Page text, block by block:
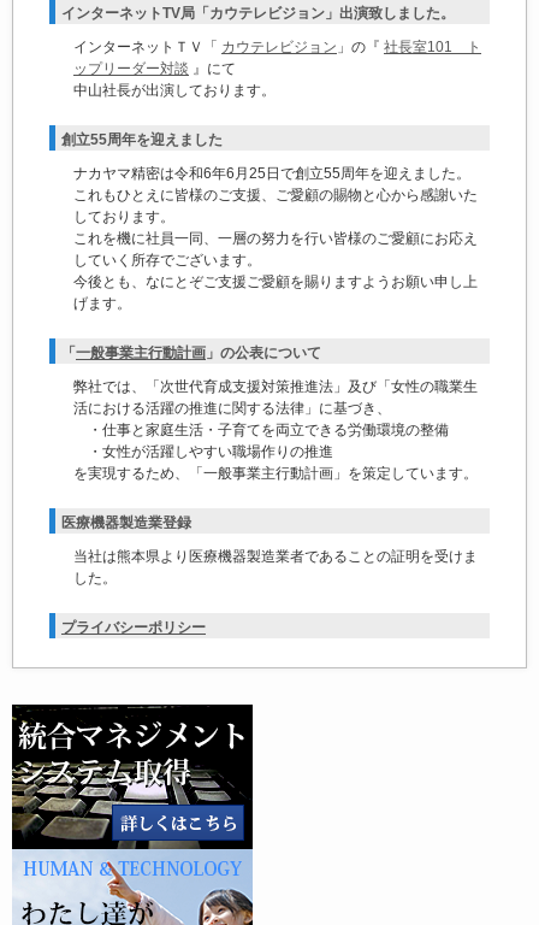
インターネットTV局「カウテレビジョン」出演致しました。
インターネットＴＶ「 カウテレビジョン 」の『 社長室101 ト
ップリーダー対談 』にて
中山社長が出演しております。
創立55周年を迎えました
ナカヤマ精密は令和6年6月25日で創立55周年を迎えました。
これもひとえに皆様のご支援、ご愛顧の賜物と心から感謝いた
しております。
これを機に社員一同、一層の努力を行い皆様のご愛顧にお応え
していく所存でございます。
今後とも、なにとぞご支援ご愛顧を賜りますようお願い申し上
げます。
「 一般事業主行動計画 」の公表について
弊社では、「次世代育成支援対策推進法」及び「女性の職業生
活における活躍の推進に関する法律」に基づき、
・仕事と家庭生活・子育てを両立できる労働環境の整備
・女性が活躍しやすい職場作りの推進
を実現するため、「一般事業主行動計画」を策定しています。
医療機器製造業登録
当社は熊本県より医療機器製造業者であることの証明を受けま
した。
プライバシーポリシー